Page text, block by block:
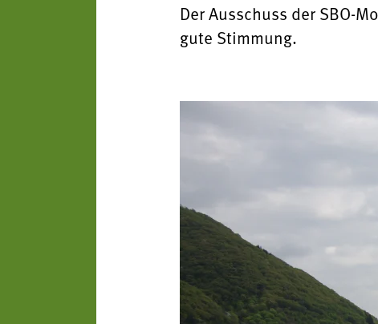
Der Ausschuss der SBO-
gute Stimmung.